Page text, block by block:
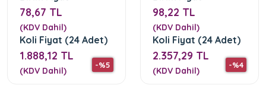
-%5
78,67 TL
(KDV Dahil)
Koli Fiyat (24 Adet)
1.888,12 TL
(KDV Dahil)
-%4
98,22 TL
(KDV Dahil)
Koli Fiyat (24 Adet)
2.357,29 TL
(KDV Dahil)